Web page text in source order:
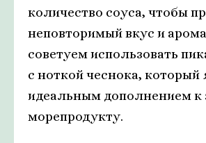
количество соуса, чтобы
неповторимый вкус и
советуем использовать
с ноткой чеснока, который
идеальным дополнением к
морепродукту.